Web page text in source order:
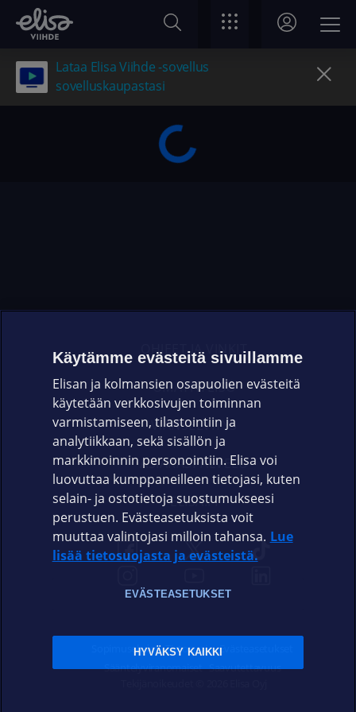
Lataa Elisa Viihde -sovellus
sovelluskaupastasi
OHJEET JA VINKIT
OMAYHTEISÖ
VIANSELVITYS
ASIAKASPALVELU
ELISA.FI
Sopimusehdot Tietosuoja Evästeasetukset
Sääntelyviranomaiset Saavutettavuus
Käytämme evästeitä sivuillamme
Elisan ja kolmansien osapuolien evästeitä
käytetään verkkosivujen toiminnan
varmistamiseen, tilastointiin ja
analytiikkaan, sekä sisällön ja
markkinoinnin personointiin. Elisa voi
luovuttaa kumppaneilleen tietojasi, kuten
selain- ja ostotietoja suostumukseesi
perustuen. Evästeasetuksista voit
muuttaa valintojasi milloin tahansa. Lue
lisää tietosuojasta ja evästeistä.
EVÄSTEASETUKSET
HYVÄKSY KAIKKI